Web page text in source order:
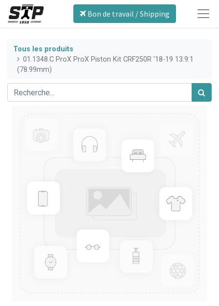
Bon de travail / Shipping
Tous les produits
01.1348.C ProX ProX Piston Kit CRF250R '18-19 13.9:1
(78.99mm)